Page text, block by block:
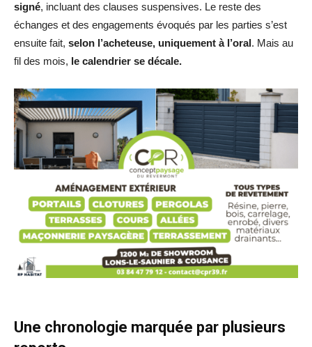
signé, incluant des clauses suspensives. Le reste des
échanges et des engagements évoqués par les parties s’est
ensuite fait, selon l’acheteuse, uniquement à l’oral. Mais au
fil des mois, le calendrier se décale.
Une chronologie marquée par plusieurs